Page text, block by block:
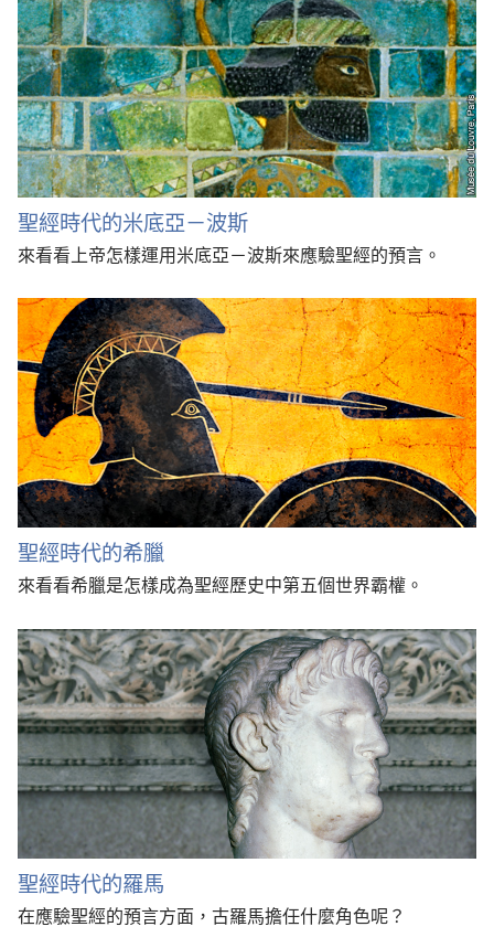
聖經時代的米底亞－波斯
來看看上帝怎樣運用米底亞－波斯來應驗聖經的預言。
聖經時代的希臘
來看看希臘是怎樣成為聖經歷史中第五個世界霸權。
聖經時代的羅馬
在應驗聖經的預言方面，古羅馬擔任什麼角色呢？